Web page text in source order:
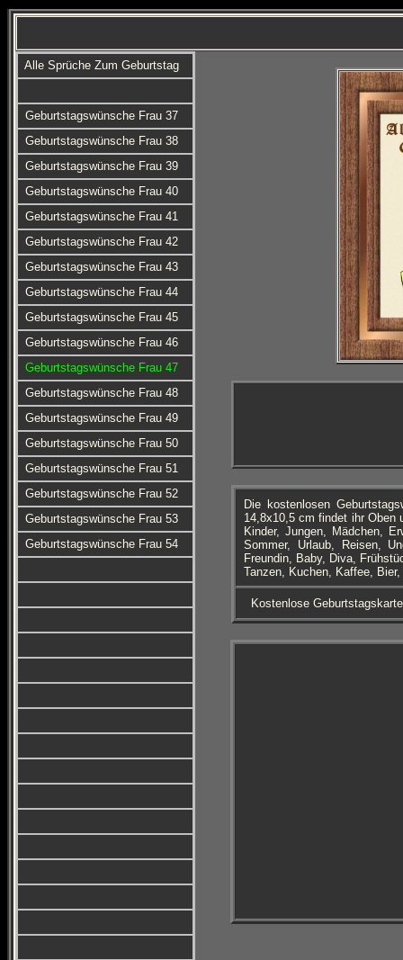
Alle Sprüche Zum Geburtstag
Geburtstagswünsche Frau 37
Geburtstagswünsche Frau 38
Geburtstagswünsche Frau 39
Geburtstagswünsche Frau 40
Geburtstagswünsche Frau 41
Geburtstagswünsche Frau 42
Geburtstagswünsche Frau 43
Geburtstagswünsche Frau 44
Geburtstagswünsche Frau 45
Geburtstagswünsche Frau 46
Geburtstagswünsche Frau 47
Geburtstagswünsche Frau 48
Geburtstagswünsche Frau 49
Geburtstagswünsche Frau 50
Geburtstagswünsche Frau 51
Geburtstagswünsche Frau 52
Geburtstagswünsche Frau 53
Geburtstagswünsche Frau 54
Die kostenlosen
14,8x10,5 cm findet ihr Oben
Kinder, Jungen, Mädchen,
Sommer, Urlaub, Reisen,
Freundin, Baby, Diva,
Tanzen, Kuchen, Kaffee,
Kostenlose